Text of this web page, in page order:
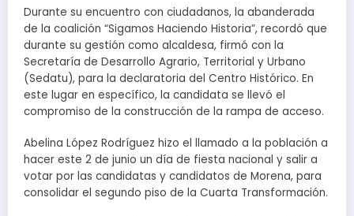
Durante su encuentro con ciudadanos, la abanderada
de la coalición “Sigamos Haciendo Historia”, recordó que
durante su gestión como alcaldesa, firmó con la
Secretaría de Desarrollo Agrario, Territorial y Urbano
(Sedatu), para la declaratoria del Centro Histórico. En
este lugar en específico, la candidata se llevó el
compromiso de la construcción de la rampa de acceso.
Abelina López Rodríguez hizo el llamado a la población a
hacer este 2 de junio un día de fiesta nacional y salir a
votar por las candidatas y candidatos de Morena, para
consolidar el segundo piso de la Cuarta Transformación.